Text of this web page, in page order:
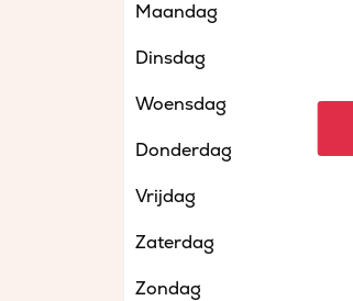
Maandag
Dinsdag
Woensdag
Donderdag
Vrijdag
Zaterdag
Zondag